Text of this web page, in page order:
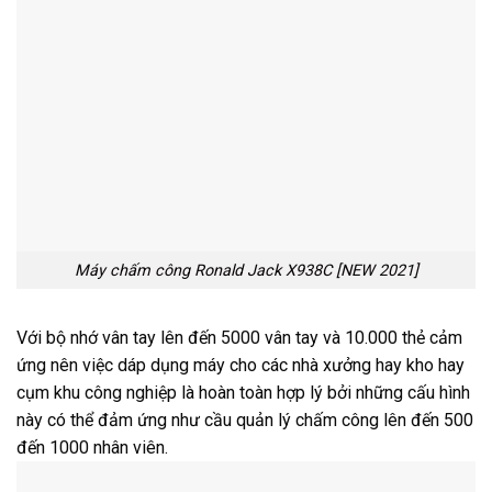
Máy chấm công Ronald Jack X938C [NEW 2021]
Với bộ nhớ vân tay lên đến 5000 vân tay và 10.000 thẻ cảm
ứng nên việc dáp dụng máy cho các nhà xưởng hay kho hay
cụm khu công nghiệp là hoàn toàn hợp lý bởi những cấu hình
này có thể đảm ứng như cầu quản lý chấm công lên đến 500
đến 1000 nhân viên.